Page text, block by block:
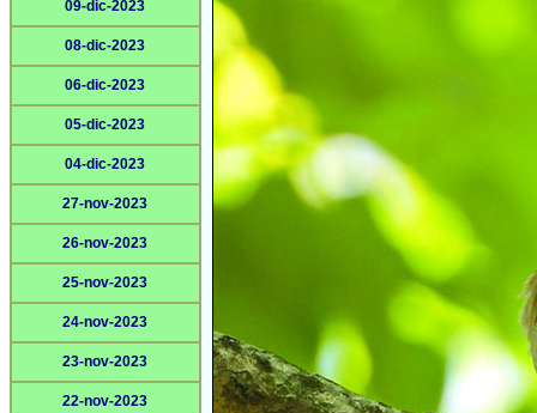
09-dic-2023
08-dic-2023
06-dic-2023
05-dic-2023
04-dic-2023
27-nov-2023
26-nov-2023
25-nov-2023
24-nov-2023
23-nov-2023
22-nov-2023